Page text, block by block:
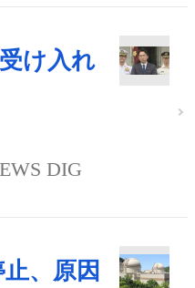
け入れ
DIG
、原因